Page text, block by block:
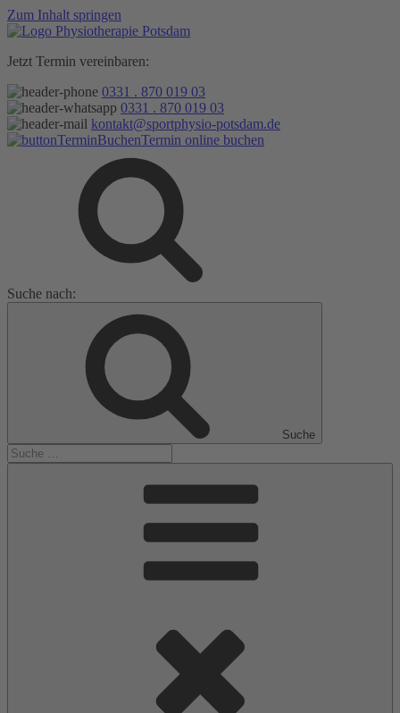
Zum Inhalt springen
Jetzt Termin vereinbaren:
0331 . 870 019 03
0331 . 870 019 03
kontakt@sportphysio-potsdam.de
Termin online buchen
Suche nach:
Suche